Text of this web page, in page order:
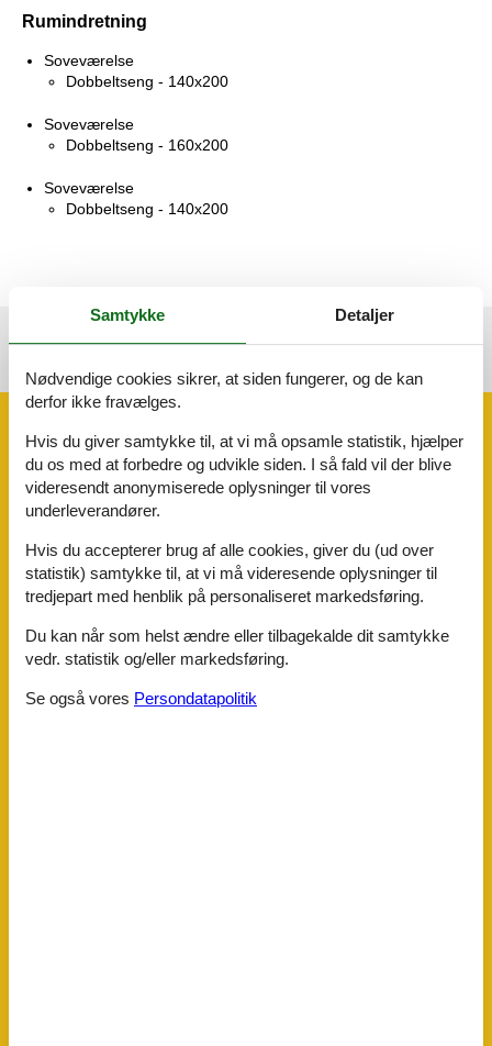
Rumindretning
Soveværelse
Dobbeltseng - 140x200
Soveværelse
Dobbeltseng - 160x200
Soveværelse
Dobbeltseng - 140x200
Faciliteter
Hus Info
Antal voksne
Grundareal
1332 m²
Husareal
80 m²
Afstand golfbane
2,7 km
Afstand indkøb / Helårsbutik
Afstand strand
Samtykke Detaljer
Nødvendige cookies sikrer, at siden fungerer, og de kan
derfor ikke fravælges.
Hvis du giver samtykke til, at vi må opsamle statistik, hjælper
du os med at forbedre og udvikle siden. I så fald vil der blive
videresendt anonymiserede oplysninger til vores
underleverandører.
Hvis du accepterer brug af alle cookies, giver du (ud over
statistik) samtykke til, at vi må videresende oplysninger til
tredjepart med henblik på personaliseret markedsføring.
Du kan når som helst ændre eller tilbagekalde dit samtykke
vedr. statistik og/eller markedsføring.
Se også vores Persondatapolitik